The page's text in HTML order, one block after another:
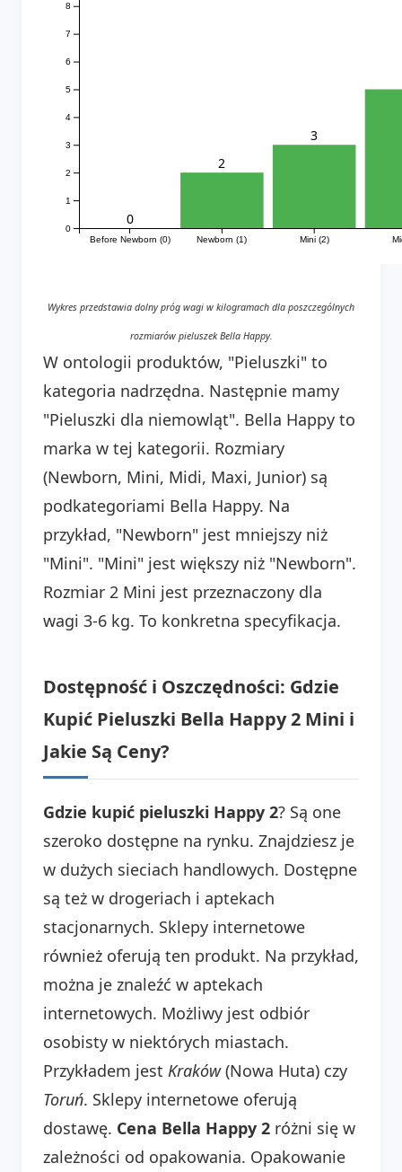
Before Newborn (0) Newborn (1) Mini (2)
0
1
2
3
4
5
6
7
8
0
2
3
Wykres przedstawia dolny próg wagi w kilogramach dla poszczególnych
rozmiarów pieluszek Bella Happy.
W ontologii produktów, "Pieluszki" to
kategoria nadrzędna. Następnie mamy
"Pieluszki dla niemowląt". Bella Happy to
marka w tej kategorii. Rozmiary
(Newborn, Mini, Midi, Maxi, Junior) są
podkategoriami Bella Happy. Na
przykład, "Newborn" jest mniejszy niż
"Mini". "Mini" jest większy niż "Newborn".
Rozmiar 2 Mini jest przeznaczony dla
wagi 3-6 kg. To konkretna specyfikacja.
Dostępność i Oszczędności: Gdzie
Kupić Pieluszki Bella Happy 2 Mini i
Jakie Są Ceny?
Gdzie kupić pieluszki Happy 2? Są one
szeroko dostępne na rynku. Znajdziesz je
w dużych sieciach handlowych. Dostępne
są też w drogeriach i aptekach
stacjonarnych. Sklepy internetowe
również oferują ten produkt. Na przykład,
można je znaleźć w aptekach
internetowych. Możliwy jest odbiór
osobisty w niektórych miastach.
Przykładem jest Kraków(Nowa Huta) czy
Toruń. Sklepy internetowe oferują
dostawę. Cena Bella Happy 2 różni się w
zależności od opakowania. Opakowanie